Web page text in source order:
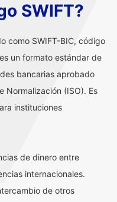
SWIFT?
como SWIFT-BIC, código
un formato estándar de
bancarias aprobado
Normalización (ISO). Es
instituciones
de dinero entre
internacionales.
de otros